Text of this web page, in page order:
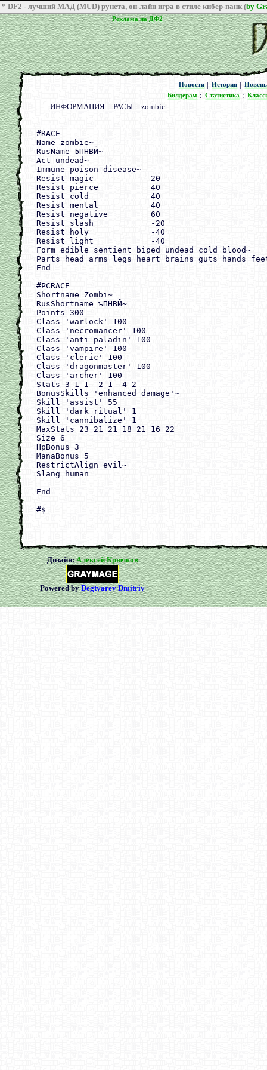
* DF2 - лучший МАД (MUD) рунета, он-лайн игра в стиле кибер-панк (by
Реклама на ДФ2
Реклама на ДФ2
Новости
Новости| История
История |
Билдерам
Билдерам : Статистика
Статистика :
ИНФОРМАЦИЯ :: РАСЫ :: zombie
#RACE
Name zombie~
RusName ЪПНВЙ~
Act undead~
Immune poison disease~
Resist magic            20
Resist pierce           40
Resist cold             40
Resist mental           40
Resist negative         60
Resist slash            -20
Resist holy             -40
Resist light            -40
Form edible sentient biped undead cold_blood~
Parts head arms legs heart brains guts hands
End
#PCRACE
Shortname Zombi~
RusShortname ъПНВЙ~
Points 300
Class 'warlock' 100
Class 'necromancer' 100
Class 'anti-paladin' 100
Class 'vampire' 100
Class 'cleric' 100
Class 'dragonmaster' 100
Class 'archer' 100
Stats 3 1 1 -2 1 -4 2
BonusSkills 'enhanced damage'~
Skill 'assist' 55
Skill 'dark ritual' 1
Skill 'cannibalize' 1
MaxStats 23 21 21 18 21 16 22
Size 6
HpBonus 3
ManaBonus 5
RestrictAlign evil~
Slang human
End
#$
Дизайн:Алексей Крючков
Powered byDegtyarev Dmitriy